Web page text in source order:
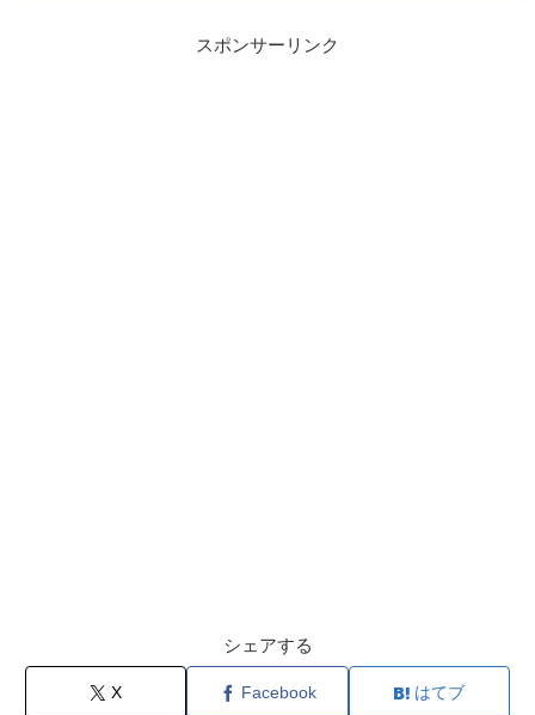
スポンサーリンク
シェアする
X Facebook はてブ